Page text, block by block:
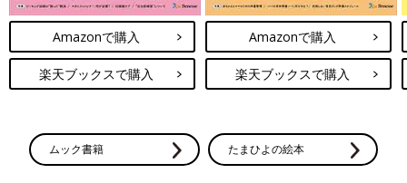
Amazonで購入
楽天ブックスで購入
Amazonで購入
楽天ブックスで購入
ムック書籍 たまひよの絵本